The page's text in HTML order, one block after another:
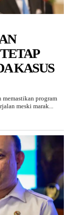
KASUS
memastikan program
meski marak...